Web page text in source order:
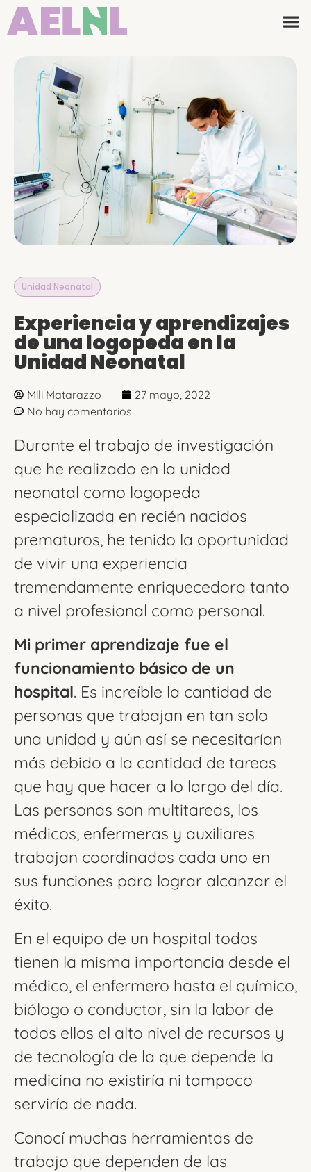
Unidad Neonatal
Experiencia y aprendizajes
de una logopeda en la
Unidad Neonatal
Mili Matarazzo
27 mayo, 2022
No hay comentarios
Durante el trabajo de investigación
que he realizado en la unidad
neonatal como logopeda
especializada en recién nacidos
prematuros, he tenido la oportunidad
de vivir una experiencia
tremendamente enriquecedora tanto
a nivel profesional como personal.
Mi primer aprendizaje fue el
funcionamiento básico de un
hospital. Es increíble la cantidad de
personas que trabajan en tan solo
una unidad y aún así se necesitarían
más debido a la cantidad de tareas
que hay que hacer a lo largo del día.
Las personas son multitareas, los
médicos, enfermeras y auxiliares
trabajan coordinados cada uno en
sus funciones para lograr alcanzar el
éxito.
En el equipo de un hospital todos
tienen la misma importancia desde el
médico, el enfermero hasta el químico,
biólogo o conductor, sin la labor de
todos ellos el alto nivel de recursos y
de tecnología de la que depende la
medicina no existiría ni tampoco
serviría de nada.
Conocí muchas herramientas de
trabajo que dependen de las